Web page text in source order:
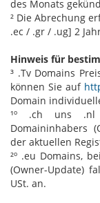
des Monats
² Die Abrechung
.ec / .gr / .ug] 2
Hinweis für
³ .Tv Domains
können Sie auf
Domain
¹º .ch uns .nl
Domaininhabers
der aktuellen
²º .eu Domains,
(Owner-Update)
USt. an.